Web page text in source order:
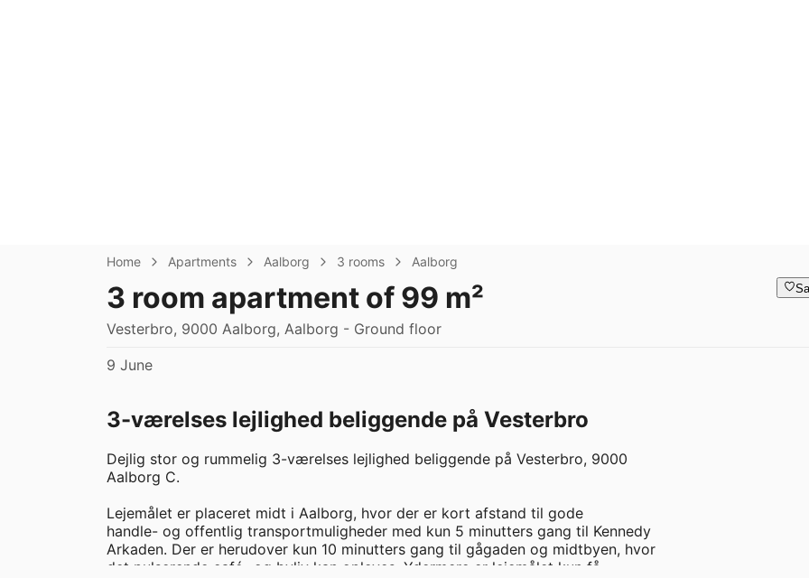
Home Apartments Aalborg 3 rooms Aalborg
3 room apartment of 99 m²
Vesterbro, 9000 Aalborg, Aalborg - Ground floor
9 June
3-værelses lejlighed beliggende på Vesterbro
Dejlig stor og rummelig 3-værelses lejlighed beliggende på Vesterbro, 9000
Aalborg C.
Lejemålet er placeret midt i Aalborg, hvor der er kort afstand til gode
handle- og offentlig transportmuligheder med kun 5 minutters gang til Kennedy
Arkaden. Der er herudover kun 10 minutters gang til gågaden og midtbyen, hvor
det pulserende café- og byliv kan opleves. Ydermere er lejemålet kun få